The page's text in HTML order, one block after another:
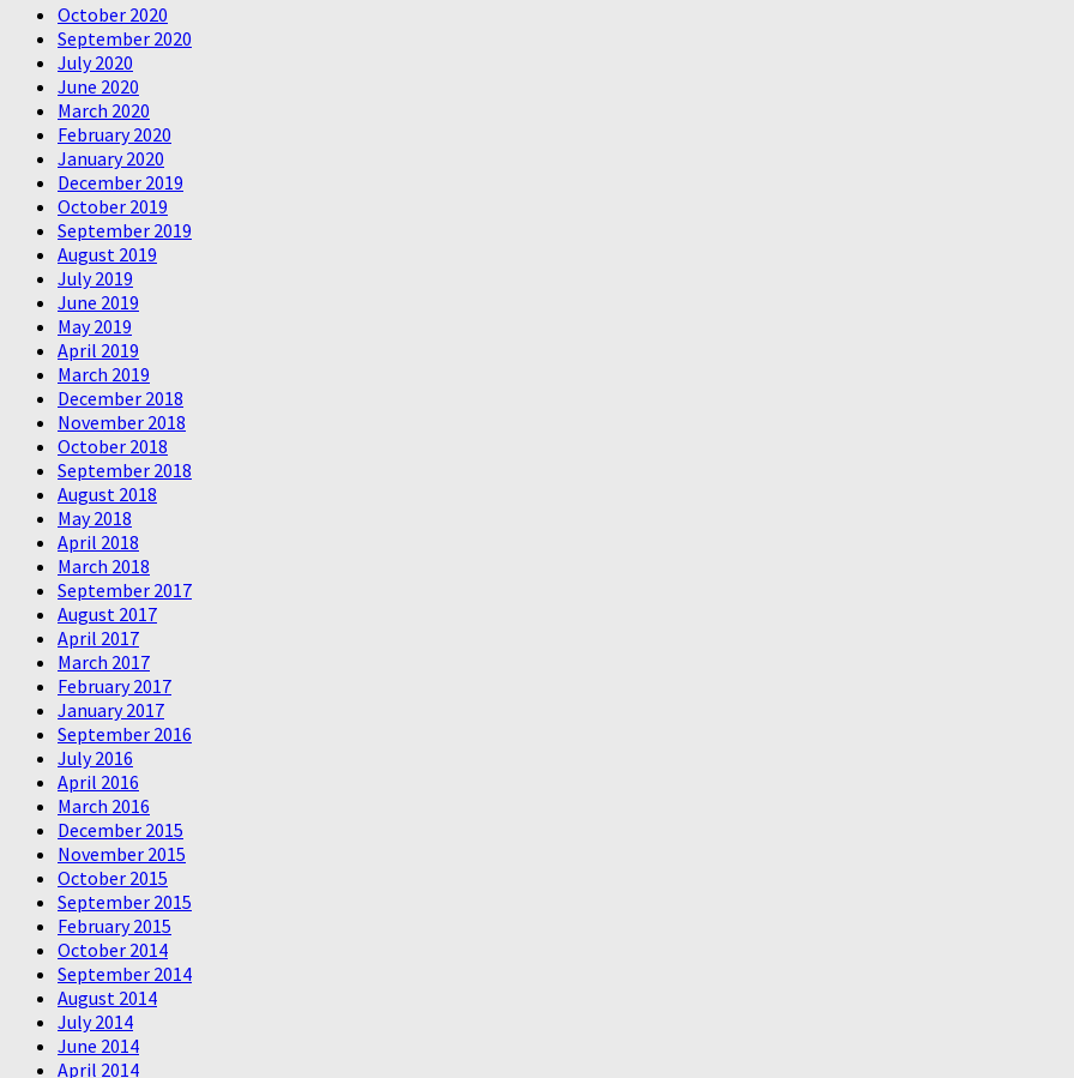
October 2020
September 2020
July 2020
June 2020
March 2020
February 2020
January 2020
December 2019
October 2019
September 2019
August 2019
July 2019
June 2019
May 2019
April 2019
March 2019
December 2018
November 2018
October 2018
September 2018
August 2018
May 2018
April 2018
March 2018
September 2017
August 2017
April 2017
March 2017
February 2017
January 2017
September 2016
July 2016
April 2016
March 2016
December 2015
November 2015
October 2015
September 2015
February 2015
October 2014
September 2014
August 2014
July 2014
June 2014
April 2014